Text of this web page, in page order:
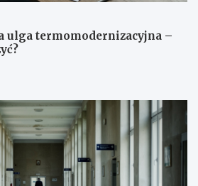
ulga termomodernizacyjna –